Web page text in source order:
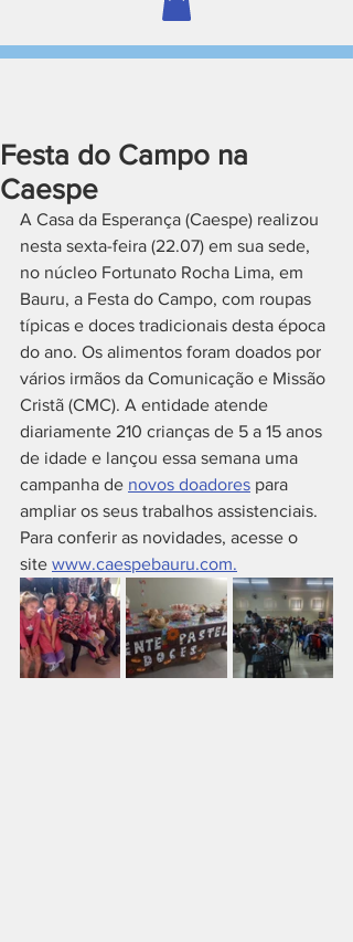
Festa do Campo na
Caespe
A Casa da Esperança (Caespe) realizou
nesta sexta-feira (22.07) em sua sede,
no núcleo Fortunato Rocha Lima, em
Bauru, a Festa do Campo, com roupas
típicas e doces tradicionais desta época
do ano. Os alimentos foram doados por
vários irmãos da Comunicação e Missão
Cristã (CMC). A entidade atende
diariamente 210 crianças de 5 a 15 anos
de idade e lançou essa semana uma
campanha de novos doadores para
ampliar os seus trabalhos assistenciais.
Para conferir as novidades, acesse o
site www.caespebauru.com.